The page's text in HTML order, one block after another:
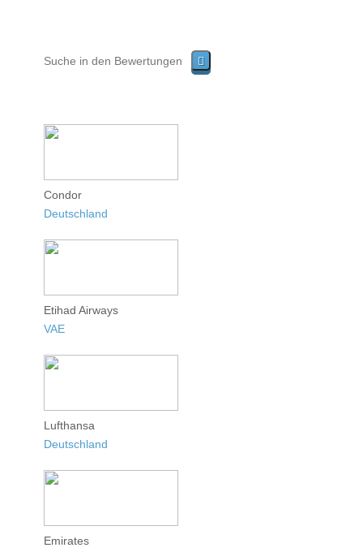
Condor
Deutschland
Etihad Airways
VAE
Lufthansa
Deutschland
Emirates